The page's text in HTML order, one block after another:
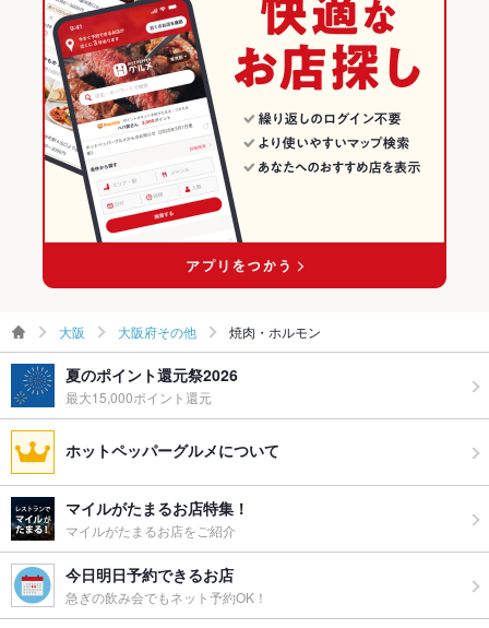
大阪 大阪府その他 焼肉・ホルモン
夏のポイント還元祭2026
最大15,000ポイント還元
ホットペッパーグルメについて
マイルがたまるお店特集！
マイルがたまるお店をご紹介
今日明日予約できるお店
急ぎの飲み会でもネット予約OK！